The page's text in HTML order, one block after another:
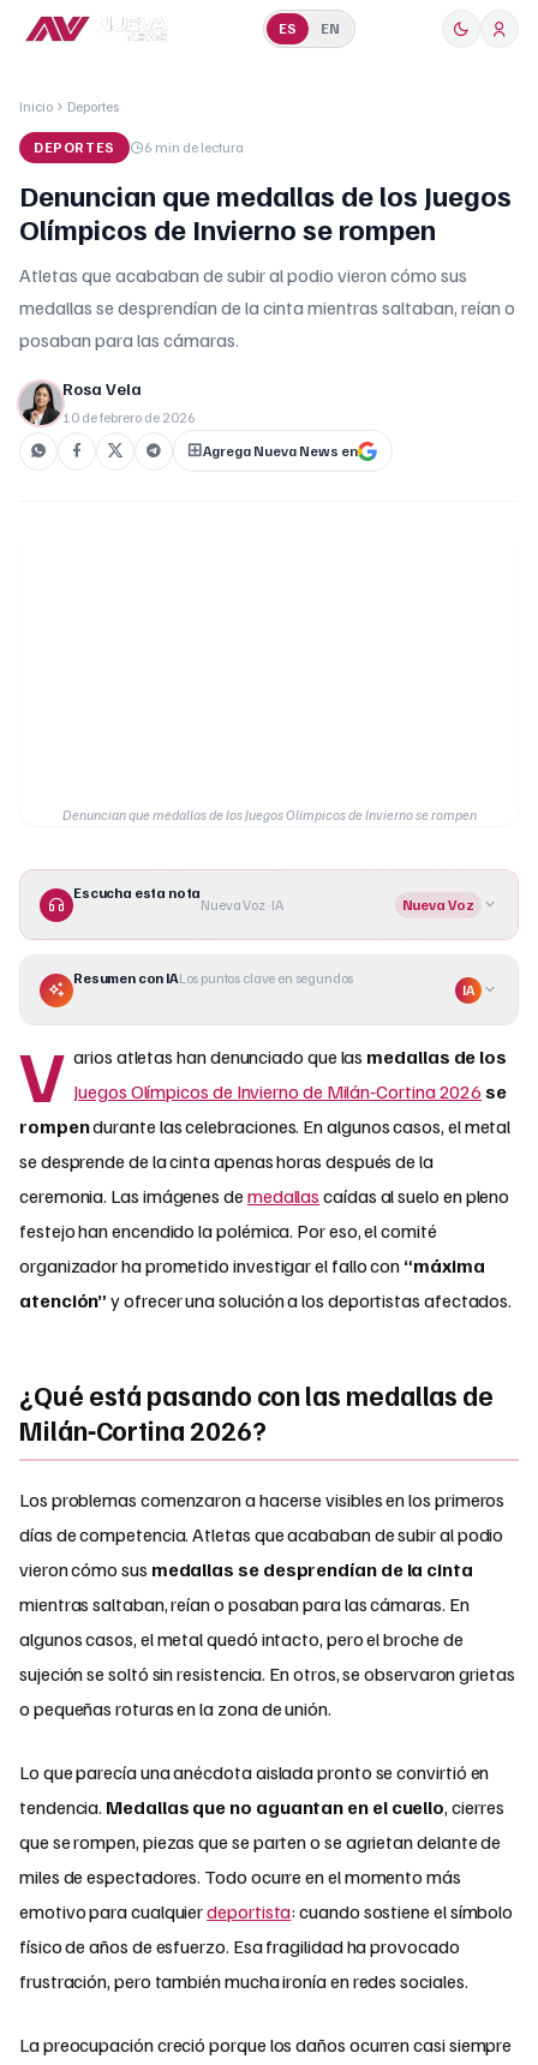
ES EN
Inicio Deportes
DEPORTES 6 min de lectura
Denuncian que medallas de los Juegos
Olímpicos de Invierno se rompen
Atletas que acababan de subir al podio vieron cómo sus
medallas se desprendían de la cinta mientras saltaban, reían o
posaban para las cámaras.
Rosa Vela
10 de febrero de 2026
Agrega Nueva News en
Denuncian que medallas de los Juegos Olímpicos de Invierno se rompen
Escucha esta nota
Nueva Voz · IA Nueva Voz
Resumen con IALos puntos clave en segundos
IA
V arios atletas han denunciado que las medallas de los
Juegos Olímpicos de Invierno de Milán‑Cortina 2026se
rompendurante las celebraciones. En algunos casos, el metal
se desprende de la cinta apenas horas después de la
ceremonia. Las imágenes de medallas caídas al suelo en pleno
festejo han encendido la polémica. Por eso, el comité
organizador ha prometido investigar el fallo con “máxima
atención” y ofrecer una solución a los deportistas afectados.
¿Qué está pasando con las medallas de
Milán‑Cortina 2026?
Los problemas comenzaron a hacerse visibles en los primeros
días de competencia. Atletas que acababan de subir al podio
vieron cómo sus medallas se desprendían de la cinta
mientras saltaban, reían o posaban para las cámaras. En
algunos casos, el metal quedó intacto, pero el broche de
sujeción se soltó sin resistencia. En otros, se observaron grietas
o pequeñas roturas en la zona de unión.
Lo que parecía una anécdota aislada pronto se convirtió en
tendencia. Medallas que no aguantan en el cuello, cierres
que se rompen, piezas que se parten o se agrietan delante de
miles de espectadores. Todo ocurre en el momento más
emotivo para cualquierdeportista: cuando sostiene el símbolo
físico de años de esfuerzo. Esa fragilidad ha provocado
frustración, pero también mucha ironía en redes sociales.
La preocupación creció porque los daños ocurren casi siempre